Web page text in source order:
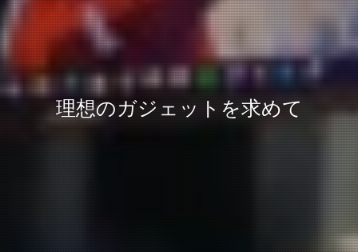
理想のガジェットを求めて
さぁ、行こう。
理想のガジェットを求めて